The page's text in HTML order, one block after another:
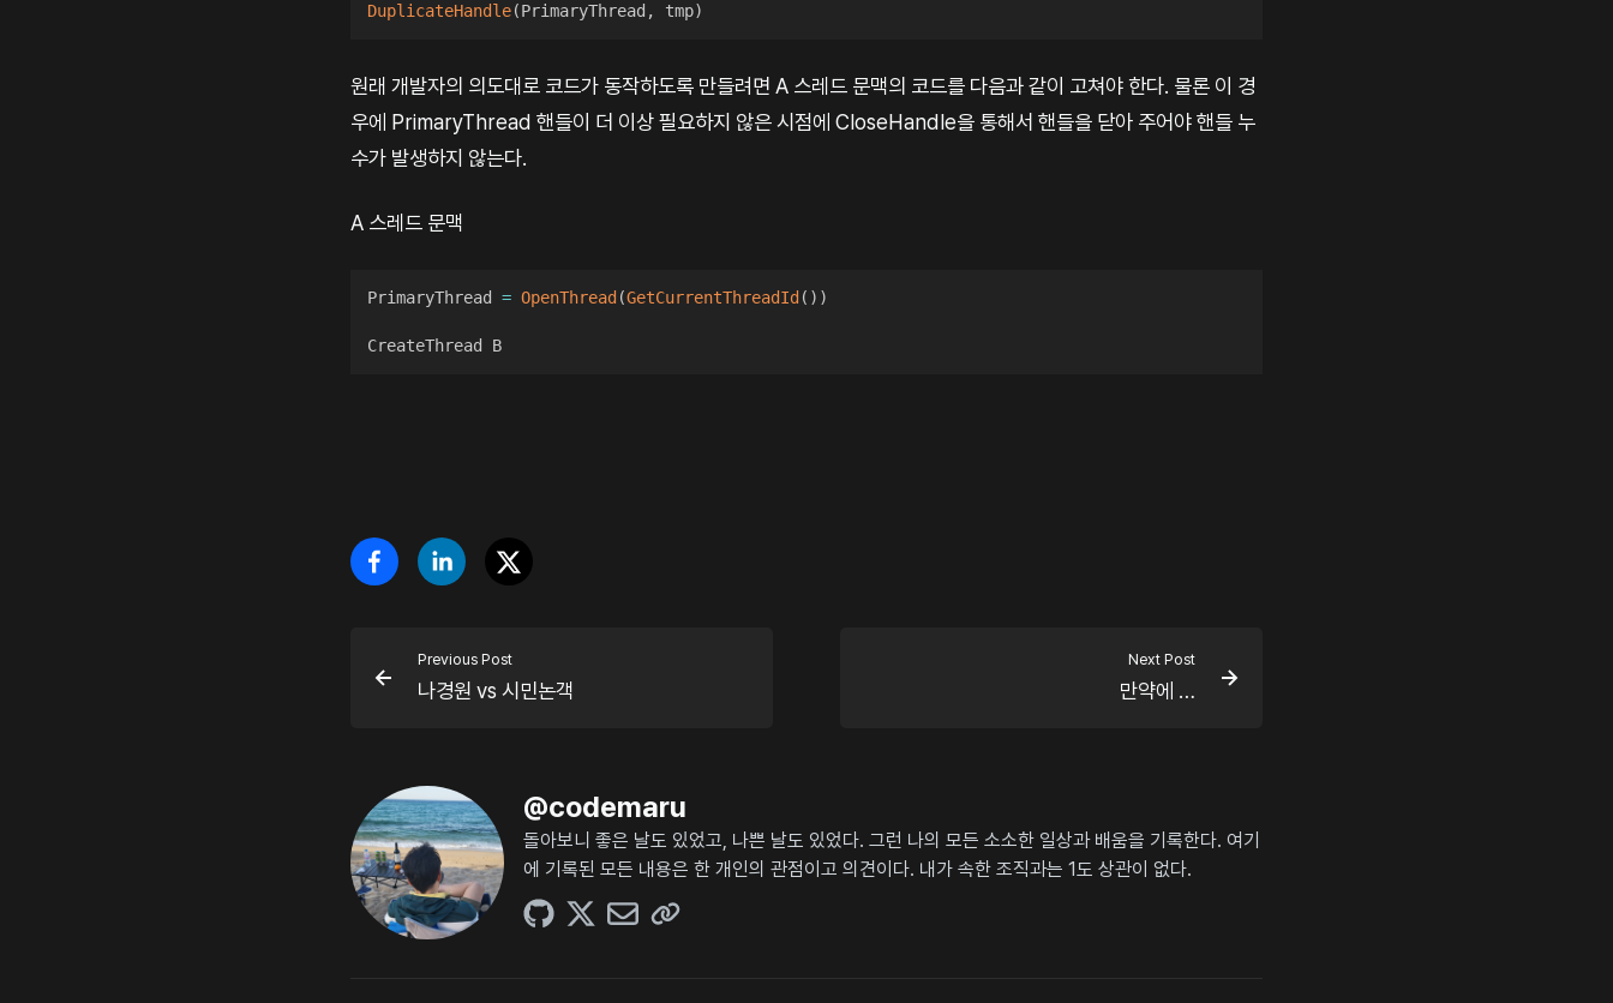
DuplicateHandle(PrimaryThread , tmp)
원래 개발자의 의도대로 코드가 동작하도록 만들려면 A 스레드 문맥의 코드를 다음과 같이 고쳐야 한다. 물론 이 경
우에 PrimaryThread 핸들이 더 이상 필요하지 않은 시점에 CloseHandle을 통해서 핸들을 닫아 주어야 핸들 누
수가 발생하지 않는다.
A 스레드 문맥
PrimaryThread = OpenThread (GetCurrentThreadId ( ) )
CreateThread B
Previous Post
나경원 vs 시민논객
Next Post
만약에 …
@codemaru
돌아보니 좋은 날도 있었고, 나쁜 날도 있었다. 그런 나의 모든 소소한 일상과 배움을 기록한다. 여기
에 기록된 모든 내용은 한 개인의 관점이고 의견이다. 내가 속한 조직과는 1도 상관이 없다.